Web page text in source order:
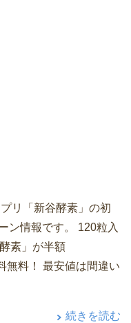
リ「新谷酵素」の初
ン情報です。 120粒入
素」が半額
無料！ 最安値は間違い
続きを読む